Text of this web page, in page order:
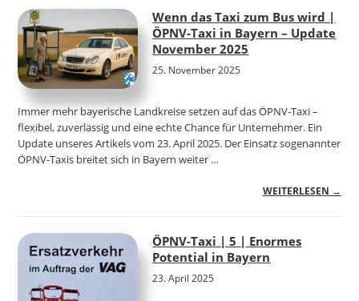
Wenn das Taxi zum Bus wird |
ÖPNV-Taxi in Bayern – Update
November 2025
25. November 2025
Immer mehr bayerische Landkreise setzen auf das ÖPNV-Taxi –
flexibel, zuverlässig und eine echte Chance für Unternehmer. Ein
Update unseres Artikels vom 23. April 2025. Der Einsatz sogenannter
ÖPNV-Taxis breitet sich in Bayern weiter …
WEITERLESEN →
ÖPNV-Taxi | 5 | Enormes
Potential in Bayern
23. April 2025